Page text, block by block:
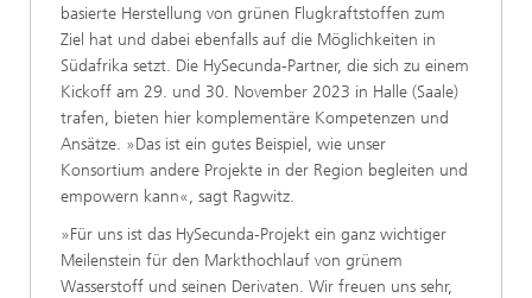
basierte Herstellung von grünen Flugkraftstoffen zum
Ziel hat und dabei ebenfalls auf die Möglichkeiten in
Südafrika setzt. Die HySecunda-Partner, die sich zu einem
Kickoff am 29. und 30. November 2023 in Halle (Saale)
trafen, bieten hier komplementäre Kompetenzen und
Ansätze. »Das ist ein gutes Beispiel, wie unser
Konsortium andere Projekte in der Region begleiten und
empowern kann«, sagt Ragwitz.
»Für uns ist das HySecunda-Projekt ein ganz wichtiger
Meilenstein für den Markthochlauf von grünem
Wasserstoff und seinen Derivaten. Wir freuen uns sehr,